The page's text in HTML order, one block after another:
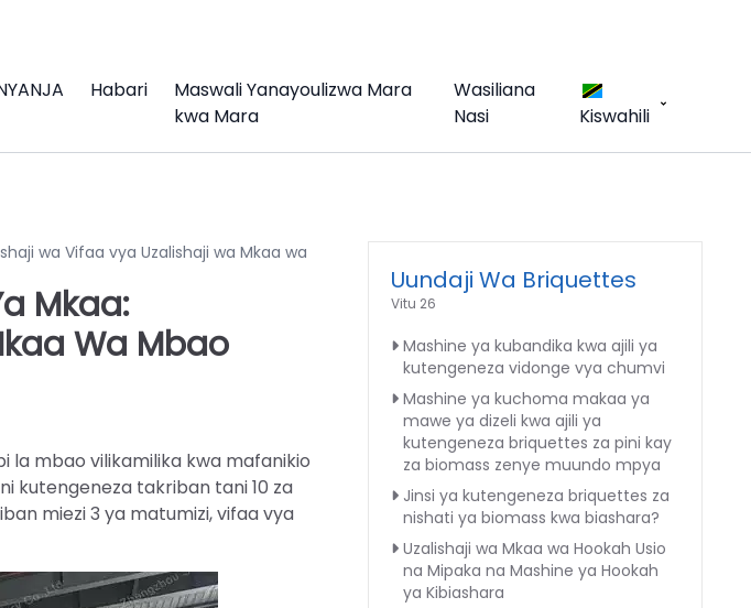
Habari
Maswali Yanayoulizwa Mara
kwa Mara
Wasiliana
Nasi
Kiswahili
wa Vifaa vya Uzalishaji wa Mkaa wa
Mkaa:
Wa Mbao
la mbao vilikamilika kwa mafanikio
kutengeneza takriban tani 10 za
miezi 3 ya matumizi, vifaa vya
Uundaji Wa Briquettes
Vitu 26
Mashine ya kubandika kwa ajili ya
kutengeneza vidonge vya chumvi
Mashine ya kuchoma makaa ya
mawe ya dizeli kwa ajili ya
kutengeneza briquettes za pini kay
za biomass zenye muundo mpya
Jinsi ya kutengeneza briquettes za
nishati ya biomass kwa biashara?
Uzalishaji wa Mkaa wa Hookah Usio
na Mipaka na Mashine ya Hookah
ya Kibiashara